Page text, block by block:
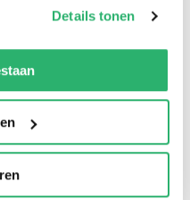
Details tonen